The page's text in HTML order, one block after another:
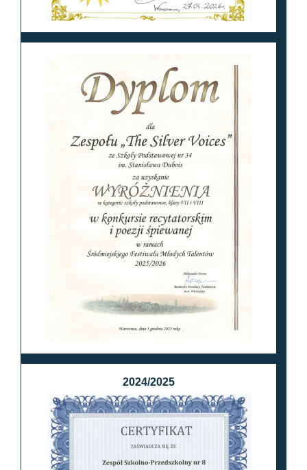
2024/2025